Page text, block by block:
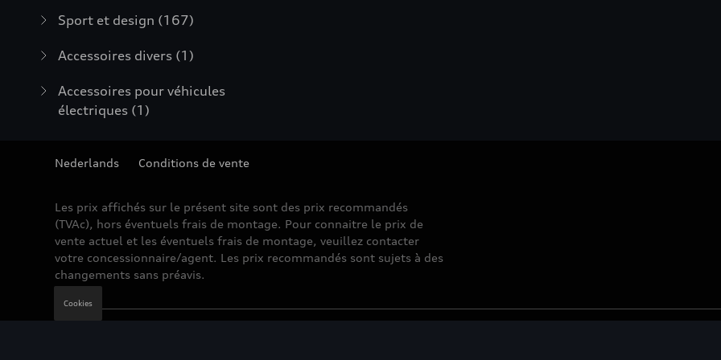
Sport et design (167)
Accessoires divers (1)
Accessoires pour véhicules
électriques (1)
Nederlands Conditions de vente
Les prix affichés sur le présent site sont des prix recommandés
(TVAc), hors éventuels frais de montage. Pour connaitre le prix de
vente actuel et les éventuels frais de montage, veuillez contacter
votre concessionnaire/agent. Les prix recommandés sont sujets à des
changements sans préavis.
Cookies